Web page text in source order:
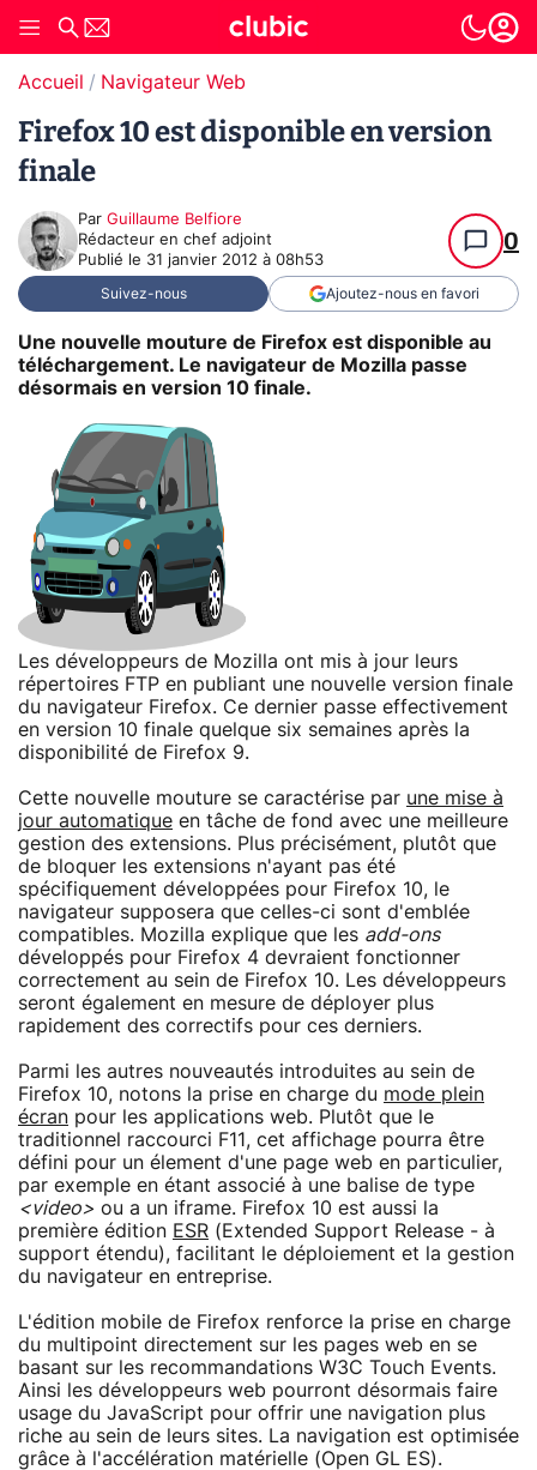
Accueil Navigateur Web
Firefox 10 est disponible en version
finale
Par Guillaume Belfiore
Rédacteur en chef adjoint
Publié le 31 janvier 2012 à 08h53
0
Suivez-nous Ajoutez-nous en favori
Une nouvelle mouture de Firefox est disponible au
téléchargement. Le navigateur de Mozilla passe
désormais en version 10 finale.
Les développeurs de Mozilla ont mis à jour leurs
répertoires FTP en publiant une nouvelle version finale
du navigateur Firefox. Ce dernier passe effectivement
en version 10 finale quelque six semaines après la
disponibilité de Firefox 9.
Cette nouvelle mouture se caractérise par une mise à
jour automatique en tâche de fond avec une meilleure
gestion des extensions. Plus précisément, plutôt que
de bloquer les extensions n'ayant pas été
spécifiquement développées pour Firefox 10, le
navigateur supposera que celles-ci sont d'emblée
compatibles. Mozilla explique que les add-ons
développés pour Firefox 4 devraient fonctionner
correctement au sein de Firefox 10. Les développeurs
seront également en mesure de déployer plus
rapidement des correctifs pour ces derniers.
Parmi les autres nouveautés introduites au sein de
Firefox 10, notons la prise en charge du mode plein
écran pour les applications web. Plutôt que le
traditionnel raccourci F11, cet affichage pourra être
défini pour un élement d'une page web en particulier,
par exemple en étant associé à une balise de type
<video> ou a un iframe. Firefox 10 est aussi la
première édition ESR (Extended Support Release - à
support étendu), facilitant le déploiement et la gestion
du navigateur en entreprise.
L'édition mobile de Firefox renforce la prise en charge
du multipoint directement sur les pages web en se
basant sur les recommandations W3C Touch Events.
Ainsi les développeurs web pourront désormais faire
usage du JavaScript pour offrir une navigation plus
riche au sein de leurs sites. La navigation est optimisée
grâce à l'accélération matérielle (Open GL ES).